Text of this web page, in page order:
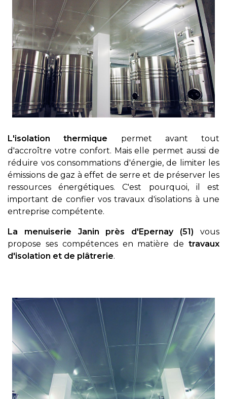
L'isolation thermique permet avant tout
d'accroître votre confort. Mais elle permet aussi de
réduire vos consommations d'énergie, de limiter les
émissions de gaz à effet de serre et de préserver les
ressources énergétiques. C'est pourquoi, il est
important de confier vos travaux d'isolations à une
entreprise compétente.
La menuiserie Janin près d'Epernay (51) vous
propose ses compétences en matière de travaux
d'isolation et de plâtrerie.